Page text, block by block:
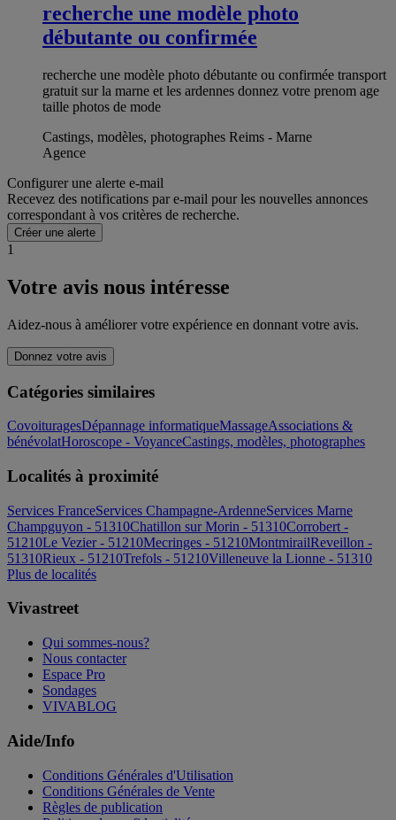
recherche une modèle photo
débutante ou confirmée
recherche une modèle photo débutante ou confirmée transport
gratuit sur la marne et les ardennes donnez votre prenom age
taille photos de mode
Castings, modèles, photographes Reims - Marne
Agence
Configurer une alerte e-mail
Recevez des notifications par e-mail pour les nouvelles annonces
correspondant à vos critères de recherche.
Créer une alerte
1
Votre avis nous intéresse
Aidez-nous à améliorer votre expérience en donnant votre avis.
Donnez votre avis
Catégories similaires
CovoituragesDépannage informatiqueMassageAssociations &
bénévolatHoroscope - VoyanceCastings, modèles, photographes
Localités à proximité
Services FranceServices Champagne-ArdenneServices Marne
Champguyon - 51310Chatillon sur Morin - 51310Corrobert -
51210Le Vezier - 51210Mecringes - 51210MontmirailReveillon -
51310Rieux - 51210Trefols - 51210Villeneuve la Lionne - 51310
Plus de localités
Vivastreet
Qui sommes-nous?
Nous contacter
Espace Pro
Sondages
VIVABLOG
Aide/Info
Conditions Générales d'Utilisation
Conditions Générales de Vente
Règles de publication